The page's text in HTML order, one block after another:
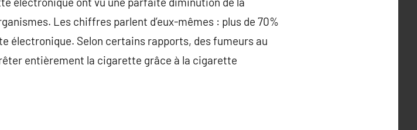
Les chiffres parlent d’eux-mêmes : plus de 70%
électronique. Selon certains rapports, des fumeurs au
entièrement la cigarette grâce à la cigarette